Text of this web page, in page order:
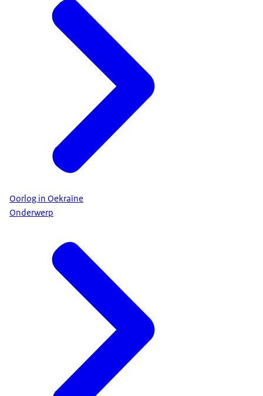
Oorlog in Oekraïne
Onderwerp